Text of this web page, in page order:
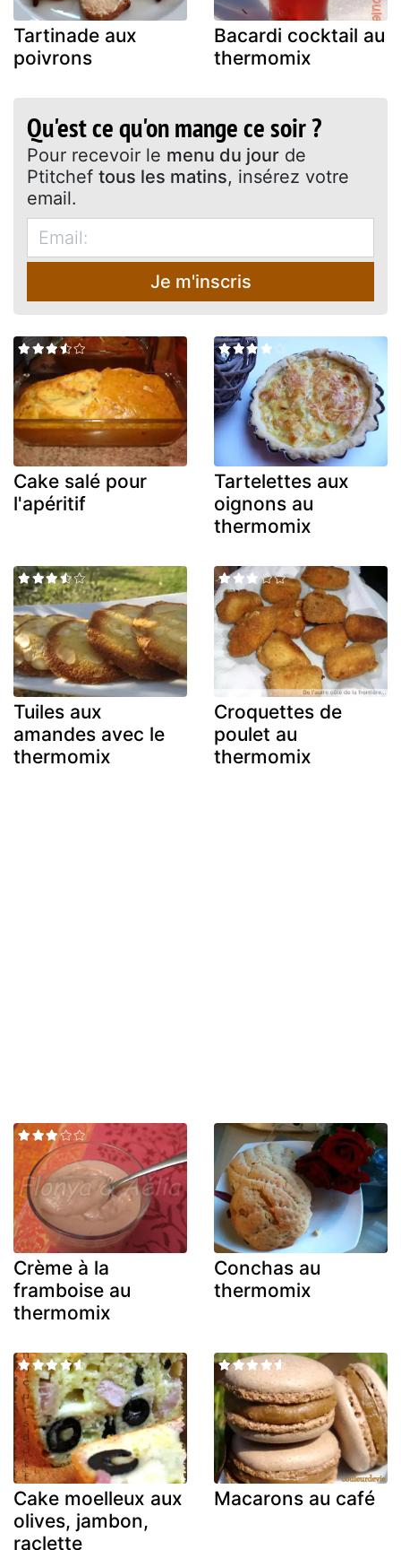
Tartinade aux
poivrons
Bacardi cocktail au
thermomix
Qu'est ce qu'on mange ce soir ?
Pour recevoir le menu du jour de
Ptitchef tous les matins, insérez votre
email.
Je m'inscris
Cake salé pour
l'apéritif
Tartelettes aux
oignons au
thermomix
Tuiles aux
amandes avec le
thermomix
Croquettes de
poulet au
thermomix
Crème à la
framboise au
thermomix
Conchas au
thermomix
Cake moelleux aux
olives, jambon,
raclette
Macarons au café